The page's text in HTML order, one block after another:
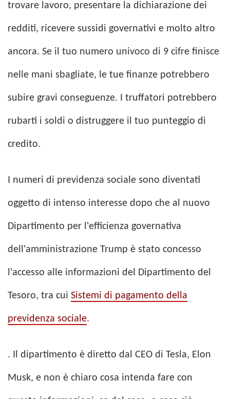
trovare lavoro, presentare la dichiarazione dei
redditi, ricevere sussidi governativi e molto altro
ancora. Se il tuo numero univoco di 9 cifre finisce
nelle mani sbagliate, le tue finanze potrebbero
subire gravi conseguenze. I truffatori potrebbero
rubarti i soldi o distruggere il tuo punteggio di
credito.
I numeri di previdenza sociale sono diventati
oggetto di intenso interesse dopo che al nuovo
Dipartimento per l'efficienza governativa
dell'amministrazione Trump è stato concesso
l'accesso alle informazioni del Dipartimento del
Tesoro, tra cui Sistemi di pagamento della
previdenza sociale.
. Il dipartimento è diretto dal CEO di Tesla, Elon
Musk, e non è chiaro cosa intenda fare con